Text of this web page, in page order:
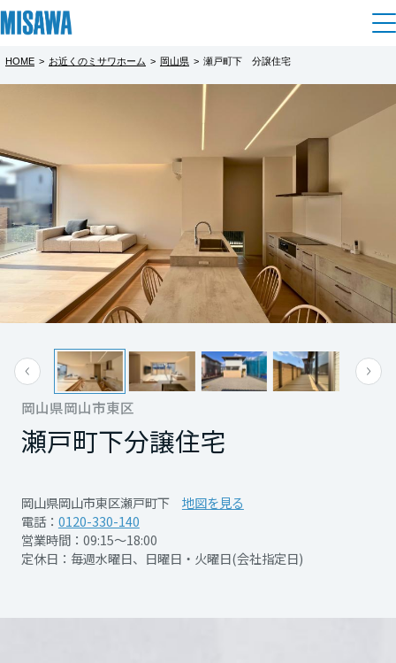
住まい
商品ラインアップ
デザイン
テクノロジー（住まいの性能）
建築事例・建築実例
デザイナーズギャラリー
インテリア
住まいづくりガイド
分譲住宅（建売・土地）検索
スムストック検索
個人のお客さま
賃貸住宅
賃貸併用住宅
店舗・各種施設
土地活用モデルルーム見学
土地活用実例
企業不動産活用（CRE）戦略
社宅建築
リフォーム
戸建て・マンション
ミサワリフォームとは
リフォームの流れ
リフォームメニュー
リフォーム事例
事業用リノベーション
まちづくり
複合開発・投資開発
複合開発事業（ASMACI-アスマチ-）
再開発・官民連携事業
分譲マンション開発事業
建築再生事業
オーナーサポート
サポートメニュー
住まいるりんぐ（ロングサポート）
アフターメンテナンス
ミサワリフォーム
企 業・IR情報
企業・IR
MISAWAについて
ミサワホームグループ
展示場・イベント情報
カタログ請求
HOME > お近くのミサワホーム > 岡山県 > 瀬戸町下 分譲住宅
岡山県岡山市東区
瀬戸町下分譲住宅
岡山県岡山市東区瀬戸町下
地図を見る
電話： 0120-330-140
営業時間：09:15～18:00
定休日：毎週水曜日、日曜日・火曜日(会社指定日)
都道府県を選択
北海道
北海道
東北
青森県
岩手県
宮城県
秋田県
【完全予約制】瀬戸町下 分譲住宅
いい住まい、いい暮らしを安心ある住宅で
子育ても通勤も、全部ちょうどいいがここに
ある
〇フロアステップのあるリビング、これまで
〇南側に5枚の窓を設けて開放的で明るいリビ
ング空間に。
〇壁掛けテレビでおしゃれな空間に
〇プライベート空間のアウトテラス
空はより広く感じる工夫
「完全予約制」見学会となっております。来
もっと見る